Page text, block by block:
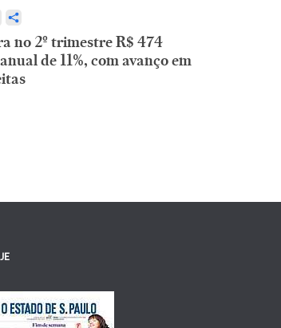
no 2º trimestre R$ 474
de 11%, com avanço em